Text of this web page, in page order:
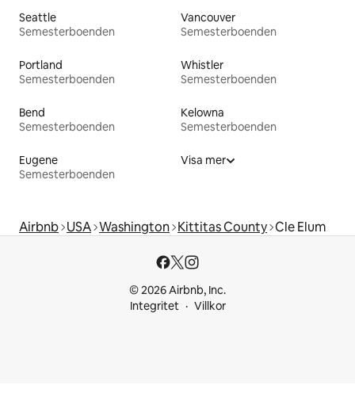
Seattle
Semesterboenden
Vancouver
Semesterboenden
Portland
Semesterboenden
Whistler
Semesterboenden
Bend
Semesterboenden
Kelowna
Semesterboenden
Eugene
Semesterboenden
Visa mer
Airbnb USA Washington Kittitas County Cle Elum
© 2026 Airbnb, Inc.
Integritet
Villkor